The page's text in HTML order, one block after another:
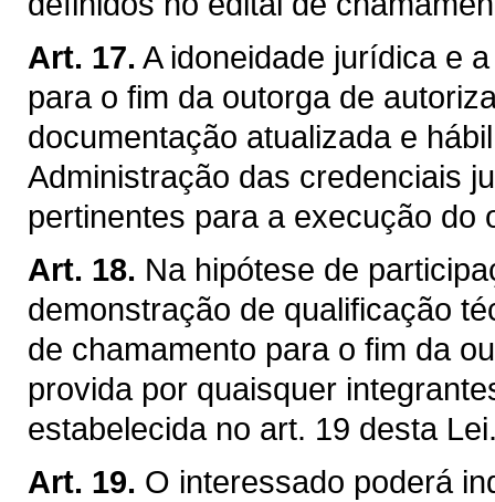
Art. 17. A idoneidade jurídica e
para o fim da outorga de
documentação atualizada e
Administração das credenciais
pertinentes para a execução do
Art. 18. Na hipótese de
demonstração de qualificação
de chamamento para o fim da
provida por quaisquer
estabelecida no art. 19 desta
Art. 19. O interessado poderá